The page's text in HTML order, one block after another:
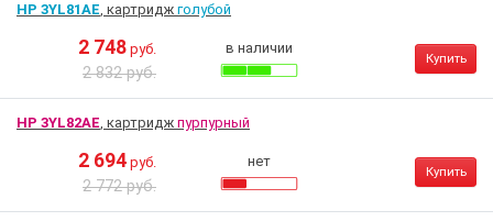
HP 3YL81AE, картридж голубой
2 748 руб.
2 832 руб.
в наличии
Купить
HP 3YL82AE, картридж пурпурный
2 694 руб.
2 772 руб.
нет
Купить